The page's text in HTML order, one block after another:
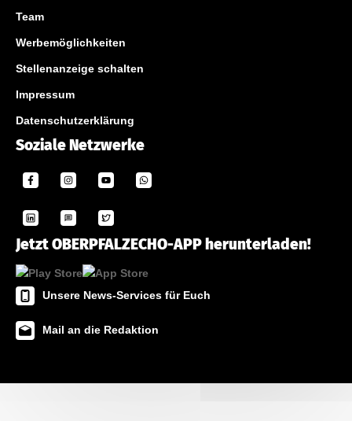
Team
Werbemöglichkeiten
Stellenanzeige schalten
Impressum
Datenschutzerklärung
Soziale Netzwerke
Jetzt OBERPFALZECHO-APP herunterladen!
Unsere News-Services für Euch
Mail an die Redaktion